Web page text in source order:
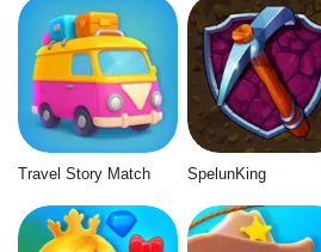
Travel Story Match SpelunKing